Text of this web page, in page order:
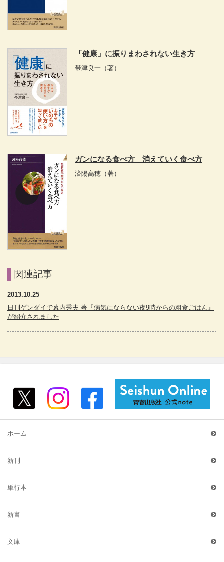
「健康」に振りまわされない生き方
帯津良一 （著）
ガンになる食べ方 消えていく食べ方
済陽高穂 （著）
関連記事
2013.10.25
日刊ゲンダイで幕内秀夫 著『病気にならない夜9時からの粗食ごはん』
が紹介されました
ホーム
新刊
単行本
新書
文庫